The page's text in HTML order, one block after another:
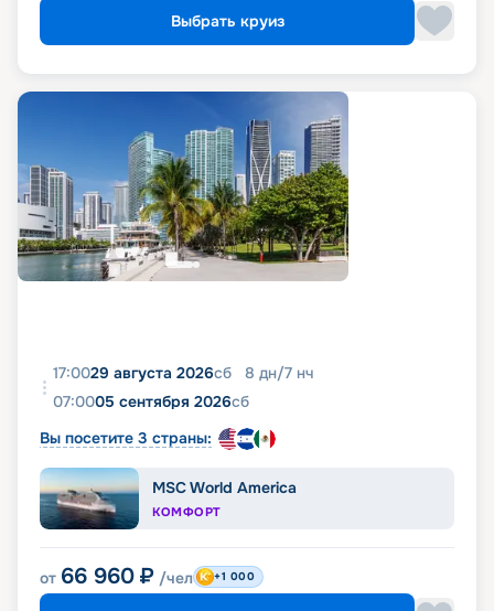
Выбрать круиз
17:0029 августа 2026сб 8 дн/7 нч
07:0005 сентября 2026сб
Вы посетите 3 страны:
MSC World America
КОМФОРТ
от 66 960 ₽ /чел +1 000